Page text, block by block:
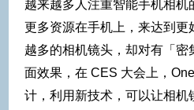
越来越多人注重智能手机相
更多资源在手机上，来达到更
越多的相机镜头，却对有「密
面效果，在 CES 大会上，
计，利用新技术，可以让相机